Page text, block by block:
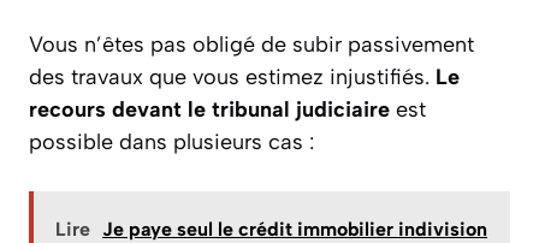
Vous n’êtes pas obligé de subir passivement
des travaux que vous estimez injustifiés. Le
recours devant le tribunal judiciaire est
possible dans plusieurs cas :
Lire Je paye seul le crédit immobilier indivision